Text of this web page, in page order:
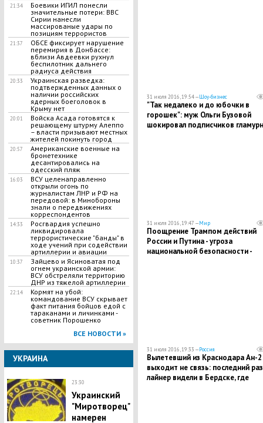
21:34
Боевики ИГИЛ понесли
значительные потери: ВВС
Сирии нанесли
массированые удары по
позициям террористов
21:37
ОБСЕ фиксирует нарушение
перемирия в Донбассе:
вблизи Авдеевки рухнул
беспилотник дальнего
радиуса действия
20:33
Украинская разведка:
подтвержденных данных о
наличии российских
ядерных боеголовок в
Крыму нет
20:01
Войска Асада готовятся к
решающему штурму Алеппо
– власти призывают местных
жителей покинуть город
20:57
Американские военные на
бронетехнике
десантировались на
одесский пляж
16:03
ВСУ целенаправленно
открыли огонь по
журналистам ЛНР и РФ на
передовой: в Минобороны
знали о передвижениях
корреспондентов
14:33
Росгвардия успешно
ликвидировала
террористические "банды" в
ходе учений при содействии
артиллерии и авиации
10:37
Зайцево и Ясиноватая под
огнем украинской армии:
ВСУ обстреляли территорию
ДНР из тяжелой артиллерии
22:14
Кормят на убой:
командование ВСУ скрывает
факт питания бойцов едой с
тараканами и личинками -
советник Порошенко
ВСЕ НОВОСТИ »
УКРАИНА
23:30
Украинский
"Миротворец"
намерен
31 июля 2016, 19:54 —Шоу-бизнес
"Так недалеко и до юбочки в
горошек": муж Ольги Бузовой
шокировал подписчиков
31 июля 2016, 19:47 —Мир
Поощрение Трампом действий
России и Путина - угроза
национальной безопасности -
31 июля 2016, 19:33 —Россия
Вылетевший из Краснодара Ан-2
выходит не связь: последний раз
лайнер видели в Бердске, где